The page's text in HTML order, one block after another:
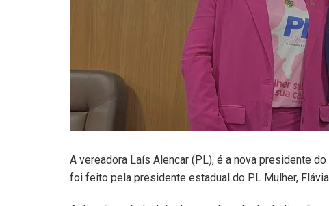
A vereadora Laís Alencar (PL), é a nova presidente
foi feito pela presidente estadual do PL Mulher,